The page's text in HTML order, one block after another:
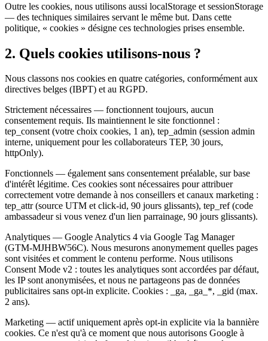
Outre les cookies, nous utilisons aussi localStorage et sessionStorage
— des techniques similaires servant le même but. Dans cette
politique, « cookies » désigne ces technologies prises ensemble.
2. Quels cookies utilisons-nous ?
Nous classons nos cookies en quatre catégories, conformément aux
directives belges (IBPT) et au RGPD.
Strictement nécessaires — fonctionnent toujours, aucun
consentement requis. Ils maintiennent le site fonctionnel :
tep_consent (votre choix cookies, 1 an), tep_admin (session admin
interne, uniquement pour les collaborateurs TEP, 30 jours,
httpOnly).
Fonctionnels — également sans consentement préalable, sur base
d'intérêt légitime. Ces cookies sont nécessaires pour attribuer
correctement votre demande à nos conseillers et canaux marketing :
tep_attr (source UTM et click-id, 90 jours glissants), tep_ref (code
ambassadeur si vous venez d'un lien parrainage, 90 jours glissants).
Analytiques — Google Analytics 4 via Google Tag Manager
(GTM-MJHBW56C). Nous mesurons anonymement quelles pages
sont visitées et comment le contenu performe. Nous utilisons
Consent Mode v2 : toutes les analytiques sont accordées par défaut,
les IP sont anonymisées, et nous ne partageons pas de données
publicitaires sans opt-in explicite. Cookies : _ga, _ga_*, _gid (max.
2 ans).
Marketing — actif uniquement après opt-in explicite via la bannière
cookies. Ce n'est qu'à ce moment que nous autorisons Google à